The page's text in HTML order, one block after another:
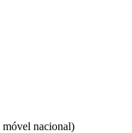
móvel nacional)